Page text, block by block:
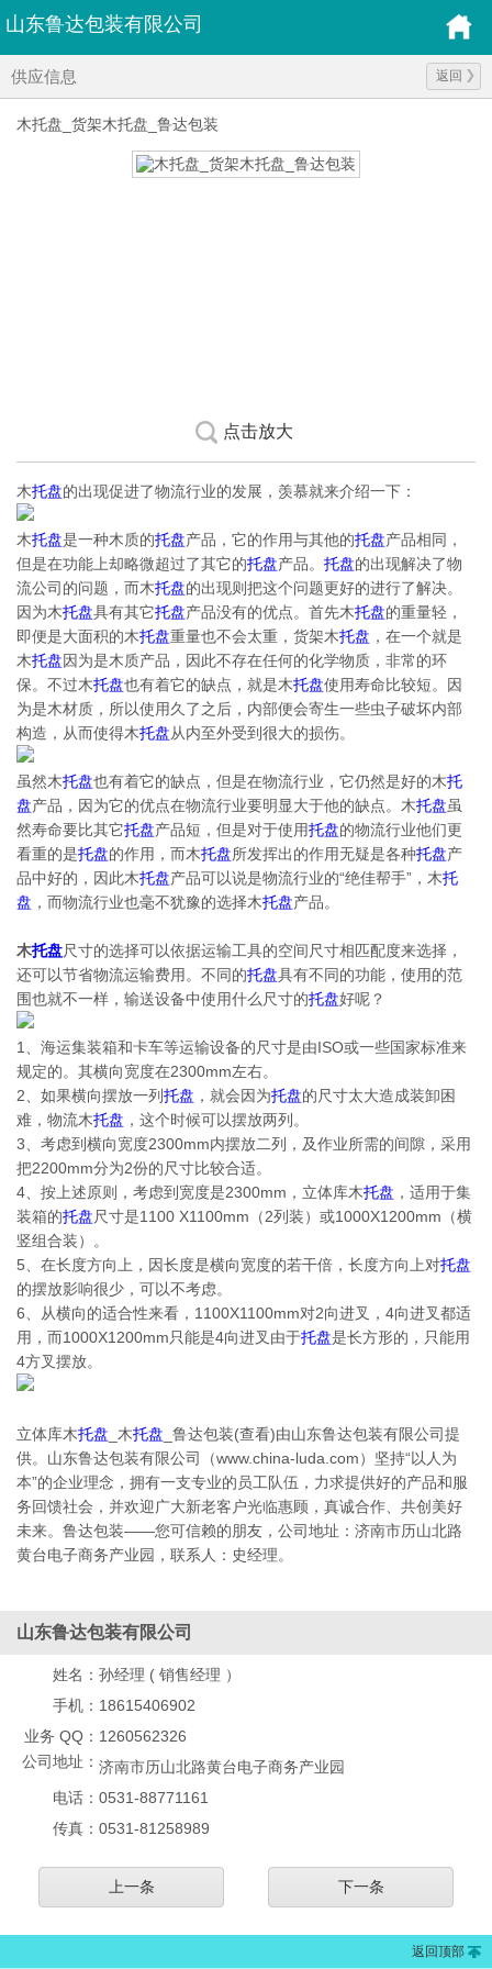
山东鲁达包装有限公司
供应信息 返回
木托盘_货架木托盘_鲁达包装
点击放大
木托盘的出现促进了物流行业的发展，羡慕就来介绍一下：
木托盘是一种木质的托盘产品，它的作用与其他的托盘产品相同，
但是在功能上却略微超过了其它的托盘产品。 托盘的出现解决了物
流公司的问题，而木托盘的出现则把这个问题更好的进行了解决。
因为木托盘具有其它托盘产品没有的优点。首先木托盘的重量轻，
即便是大面积的木托盘重量也不会太重，货架木托盘 ，在一个就是
木托盘因为是木质产品，因此不存在任何的化学物质，非常的环
保。不过木托盘也有着它的缺点，就是木托盘使用寿命比较短。因
为是木材质，所以使用久了之后，内部便会寄生一些虫子破坏内部
构造，从而使得木托盘从内至外受到很大的损伤。
虽然木托盘也有着它的缺点，但是在物流行业，它仍然是好的木托
盘产品，因为它的优点在物流行业要明显大于他的缺点。木托盘虽
然寿命要比其它托盘产品短，但是对于使用托盘的物流行业他们更
看重的是托盘的作用，而木托盘所发挥出的作用无疑是各种托盘产
品中好的，因此木托盘产品可以说是物流行业的“绝佳帮手”，木托
盘 ，而物流行业也毫不犹豫的选择木托盘产品。
木托盘尺寸的选择可以依据运输工具的空间尺寸相匹配度来选择，
还可以节省物流运输费用。 不同的托盘具有不同的功能，使用的范
围也就不一样，输送设备中使用什么尺寸的托盘好呢？
1、海运集装箱和卡车等运输设备的尺寸是由ISO或一些国家标准来
规定的。其横向宽度在2300mm左右。
2、如果横向摆放一列托盘 ，就会因为托盘的尺寸太大造成装卸困
难，物流木托盘 ，这个时候可以摆放两列。
3、考虑到横向宽度2300mm内摆放二列，及作业所需的间隙，采用
把2200mm分为2份的尺寸比较合适。
4、按上述原则，考虑到宽度是2300mm，立体库木托盘 ，适用于集
装箱的托盘尺寸是1100 X1100mm（2列装）或1000X1200mm（横
竖组合装）。
5、在长度方向上，因长度是横向宽度的若干倍，长度方向上对托盘
的摆放影响很少，可以不考虑。
6、从横向的适合性来看，1100X1100mm对2向进叉，4向进叉都适
用，而1000X1200mm只能是4向进叉由于托盘是长方形的，只能用
4方叉摆放。
立体库木托盘 _木托盘 _鲁达包装(查看)由山东鲁达包装有限公司提
供。山东鲁达包装有限公司（www.china-luda.com）坚持“以人为
本”的企业理念，拥有一支专业的员工队伍，力求提供好的产品和服
务回馈社会，并欢迎广大新老客户光临惠顾，真诚合作、共创美好
未来。鲁达包装——您可信赖的朋友，公司地址：济南市历山北路
黄台电子商务产业园，联系人：史经理。
山东鲁达包装有限公司
姓名： 孙经理 ( 销售经理 ）
手机： 18615406902
业务 QQ： 1260562326
公司地址： 济南市历山北路黄台电子商务产业园
电话： 0531-88771161
传真： 0531-81258989
上一条 下一条
返回顶部